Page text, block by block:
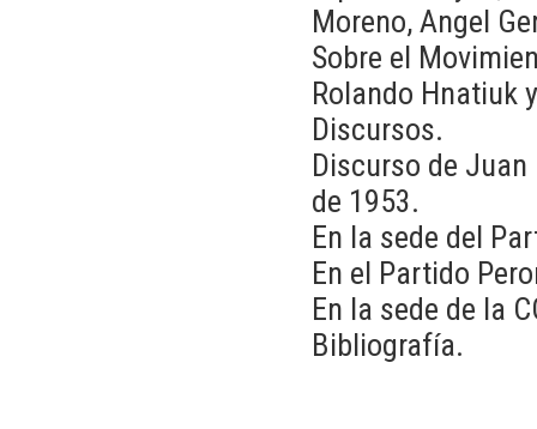
Moreno, Angel
Sobre el
Rolando Hnatiuk
Discursos.
Discurso de Juan
de 1953.
En la sede del
En el Partido
En la sede de la
Bibliografía.